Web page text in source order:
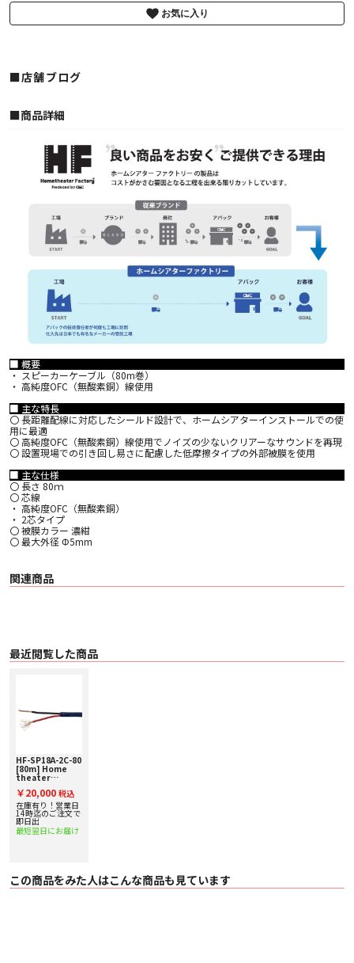
お気に入り
■店舗ブログ
■︎商品詳細
■ 概要
・ スピーカーケーブル（80m巻）
・ 高純度OFC（無酸素銅）線使用
■ 主な特長
〇 長距離配線に対応したシールド設計で、ホームシアターインストールでの使
用に最適
〇 高純度OFC（無酸素銅）線使用でノイズの少ないクリアーなサウンドを再現
〇 設置現場での引き回し易さに配慮した低摩擦タイプの外部被膜を使用
■ 主な仕様
〇 長さ 80ｍ
〇 芯線
・ 高純度OFC（無酸素銅）
・ 2芯タイプ
〇 被膜カラー 濃紺
〇 最大外径 Φ5mm
関連商品
最近閲覧した商品
HF-SP18A-2C-80
[80m] Home
theater
produced by
avac [ホームシア
ターファクトリ
ー] スピーカーケ
ーブル
￥20,000 税込
在庫有り！営業日
14時迄のご注文で
即日出
最短翌日にお届け
この商品をみた人はこんな商品も見ています